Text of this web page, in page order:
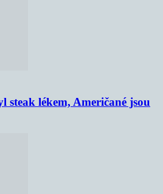
lékem, Američané jsou